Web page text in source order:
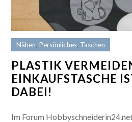
Nähen, Persönliches, Taschen
PLASTIK
EINKAUFSTASCHE
DABEI!
Im Forum